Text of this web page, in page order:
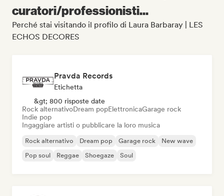
curatori/professionisti...
Perché stai visitando il profilo di Laura Barbaray | LES
ECHOS DECORES
Pravda Records
Etichetta
&gt; 800 risposte date
Rock alternativoDream popElettronicaGarage rock
Indie pop
Ingaggiare artisti o pubblicare la loro musica
Rock alternativo Dream pop Garage rock
New wave
Pop soul
Reggae Shoegaze Soul